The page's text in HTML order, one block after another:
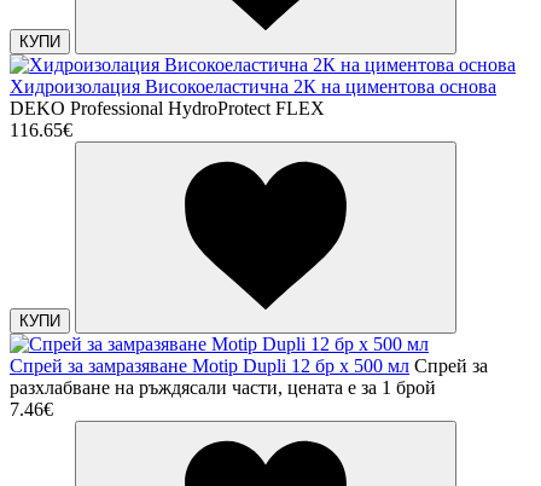
КУПИ
Хидроизолация Високоеластична 2К на циментова основа
DEKO Professional HydroProtect FLEX
116.65€
КУПИ
Спрей за замразяване Motip Dupli 12 бр х 500 мл Спрей за
разхлабване на ръждясали части, цената е за 1 брой
7.46€